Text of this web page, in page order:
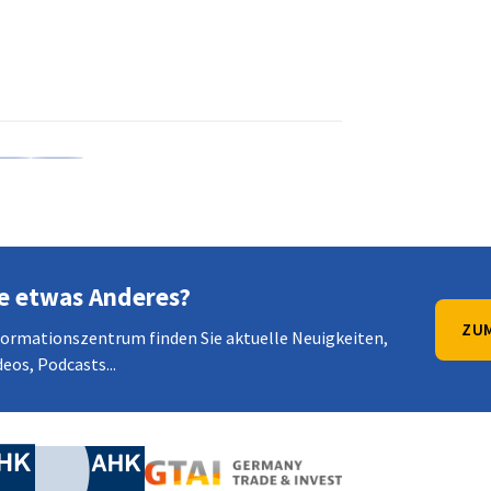
etwas Anderes?
finden Sie aktuelle Neuigkeiten,
Podcasts...
Industrie- und Handelskammer
Industrie- und Handelskammer
AHK.de